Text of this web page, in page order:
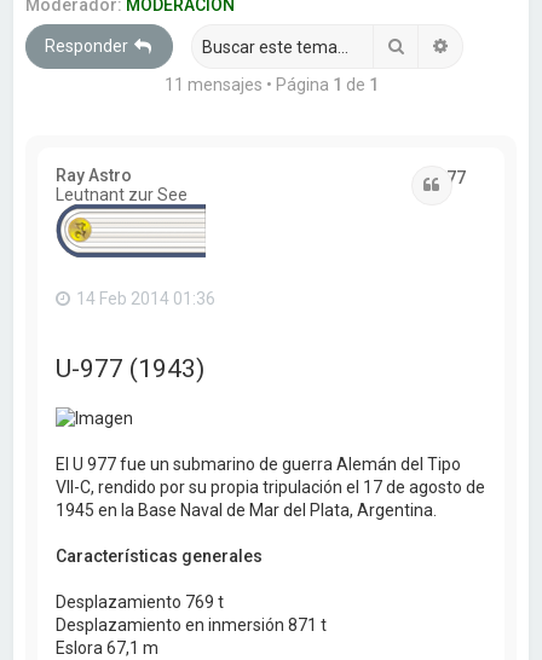
Moderador: MODERACION
Responder Buscar
11 mensajes • Página 1 de 1
Ray Astro
Leutnant zur See
U-977
Citar
14 Feb 2014 01:36
U-977 (1943)
El U 977 fue un submarino de guerra Alemán del Tipo
VII-C, rendido por su propia tripulación el 17 de agosto de
1945 en la Base Naval de Mar del Plata, Argentina.
Características generales
Desplazamiento 769 t
Desplazamiento en inmersión 871 t
Eslora 67,1 m